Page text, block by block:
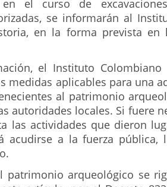
el curso de
se informarán al
en la forma prevista en
el Instituto
medidas aplicables para una
al patrimonio
autoridades locales. Si fuere
las actividades que dieron
acudirse a la fuerza pública,
patrimonio arqueológico se